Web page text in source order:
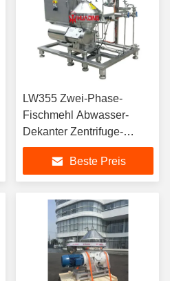
LW355 Zwei-Phase-
Fischmehl Abwasser-
Dekanter Zentrifuge-
Separator Duplex
Edelstahl PLC Auto
Beste Preis